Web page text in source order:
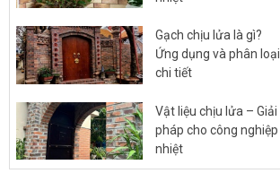
Gạch chịu lửa là gì?
Ứng dụng và phân loại
chi tiết
Vật liệu chịu lửa – Giải
pháp cho công nghiệp
nhiệt